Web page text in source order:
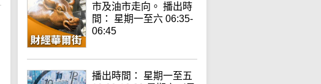
市及油市走向。 播出時
間： 星期一至六 06:35-
06:45
播出時間： 星期一至五